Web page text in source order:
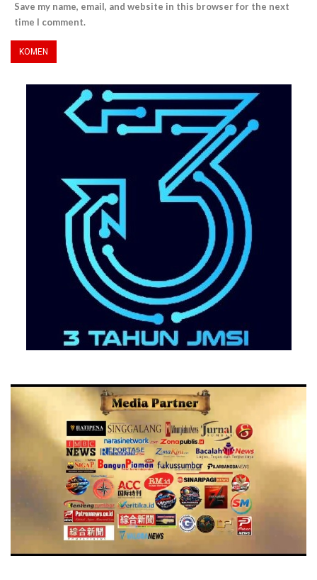
Save my name, email, and website in this browser for the next
time I comment.